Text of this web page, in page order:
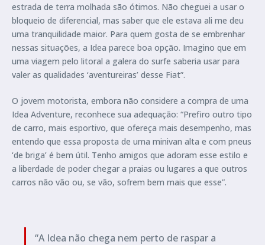
estrada de terra molhada são ótimos. Não cheguei a usar o
bloqueio de diferencial, mas saber que ele estava ali me deu
uma tranquilidade maior. Para quem gosta de se embrenhar
nessas situações, a Idea parece boa opção. Imagino que em
uma viagem pelo litoral a galera do surfe saberia usar para
valer as qualidades ‘aventureiras’ desse Fiat”.
O jovem motorista, embora não considere a compra de uma
Idea Adventure, reconhece sua adequação: “Prefiro outro tipo
de carro, mais esportivo, que ofereça mais desempenho, mas
entendo que essa proposta de uma minivan alta e com pneus
‘de briga’ é bem útil. Tenho amigos que adoram esse estilo e
a liberdade de poder chegar a praias ou lugares a que outros
carros não vão ou, se vão, sofrem bem mais que esse”.
“A Idea não chega nem perto de raspar a